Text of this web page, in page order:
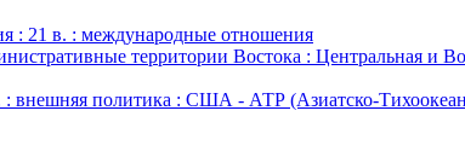
: 21 в. : международные отношения
территории Востока : Центральная и
внешняя политика : США - АТР (Азиатско-